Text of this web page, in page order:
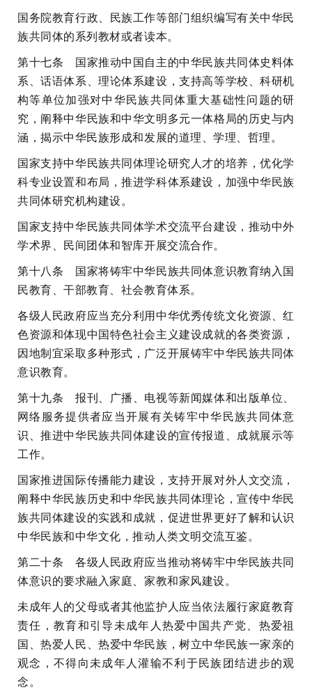
国务院教育行政、民族工作等部门组织编写有关中华民
族共同体的系列教材或者读本。
第十七条 国家推动中国自主的中华民族共同体史料体
系、话语体系、理论体系建设，支持高等学校、科研机
构等单位加强对中华民族共同体重大基础性问题的研
究，阐释中华民族和中华文明多元一体格局的历史与内
涵，揭示中华民族形成和发展的道理、学理、哲理。
国家支持中华民族共同体理论研究人才的培养，优化学
科专业设置和布局，推进学科体系建设，加强中华民族
共同体研究机构建设。
国家支持中华民族共同体学术交流平台建设，推动中外
学术界、民间团体和智库开展交流合作。
第十八条 国家将铸牢中华民族共同体意识教育纳入国
民教育、干部教育、社会教育体系。
各级人民政府应当充分利用中华优秀传统文化资源、红
色资源和体现中国特色社会主义建设成就的各类资源，
因地制宜采取多种形式，广泛开展铸牢中华民族共同体
意识教育。
第十九条 报刊、广播、电视等新闻媒体和出版单位、
网络服务提供者应当开展有关铸牢中华民族共同体意
识、推进中华民族共同体建设的宣传报道、成就展示等
工作。
国家推进国际传播能力建设，支持开展对外人文交流，
阐释中华民族历史和中华民族共同体理论，宣传中华民
族共同体建设的实践和成就，促进世界更好了解和认识
中华民族和中华文化，推动人类文明交流互鉴。
第二十条 各级人民政府应当推动将铸牢中华民族共同
体意识的要求融入家庭、家教和家风建设。
未成年人的父母或者其他监护人应当依法履行家庭教育
责任，教育和引导未成年人热爱中国共产党、热爱祖
国、热爱人民、热爱中华民族，树立中华民族一家亲的
观念，不得向未成年人灌输不利于民族团结进步的观
念。